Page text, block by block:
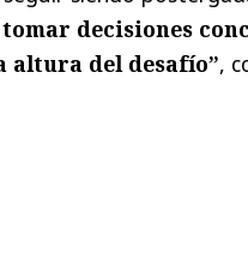
decisiones
altura del desafío”,